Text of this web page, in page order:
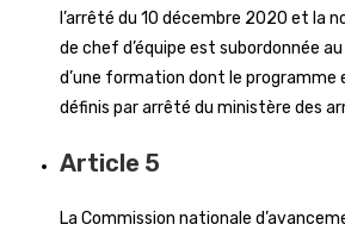
l’arrêté du 10 décembre 2020 et la
de chef d’équipe est subordonnée
d’une formation dont le programme
définis par arrêté du ministère des
Article 5
La Commission nationale